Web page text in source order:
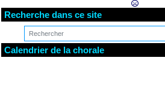
Recherche dans ce site
Calendrier de la chorale